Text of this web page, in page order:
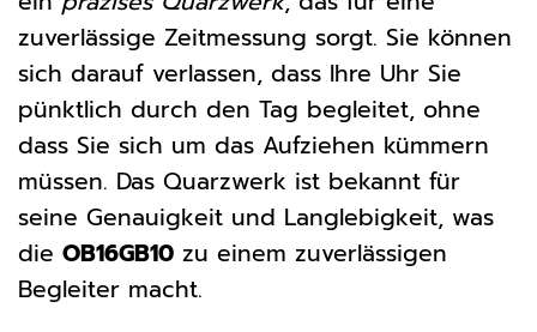
zuverlässige Zeitmessung sorgt. Sie können
sich darauf verlassen, dass Ihre Uhr Sie
pünktlich durch den Tag begleitet, ohne
dass Sie sich um das Aufziehen kümmern
müssen. Das Quarzwerk ist bekannt für
seine Genauigkeit und Langlebigkeit, was
die OB16GB10 zu einem zuverlässigen
Begleiter macht.